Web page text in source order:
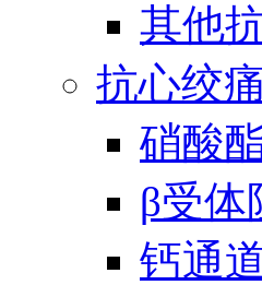
其他
抗心绞
硝酸
β受体
钙通